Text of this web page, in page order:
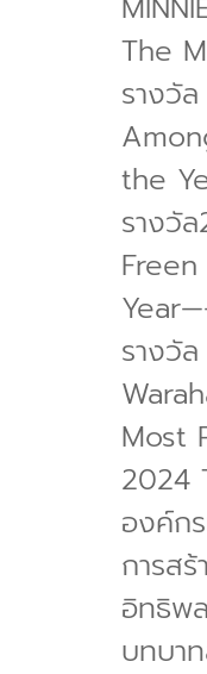
The
รางวั
the
รางวั
รางวั
Most
2024
องค์ก
การส
อิทธิพ
บทบา